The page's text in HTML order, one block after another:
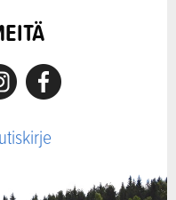
InstagramFacebook